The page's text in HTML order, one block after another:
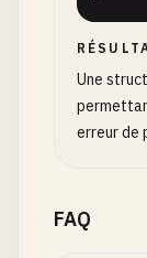
Une
erreur de
FAQ